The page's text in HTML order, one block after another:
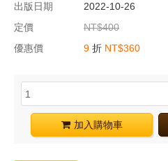
出版日期
2022-10-26
定價
NT$400
優惠價
9 折 NT$360
加入購物車